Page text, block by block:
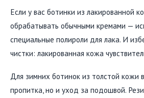
Если у вас ботинки из лакированной
обрабатывать обычными кремами —
специальные полироли для лака. И
чистки: лакированная кожа
Для зимних ботинок из толстой кожи
пропитка, но и уход за подошвой.